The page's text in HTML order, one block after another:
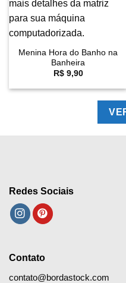
Menina Hora do Banho na
Banheira
R$9,90
Redes Sociais
Contato
contato@bordastock.com